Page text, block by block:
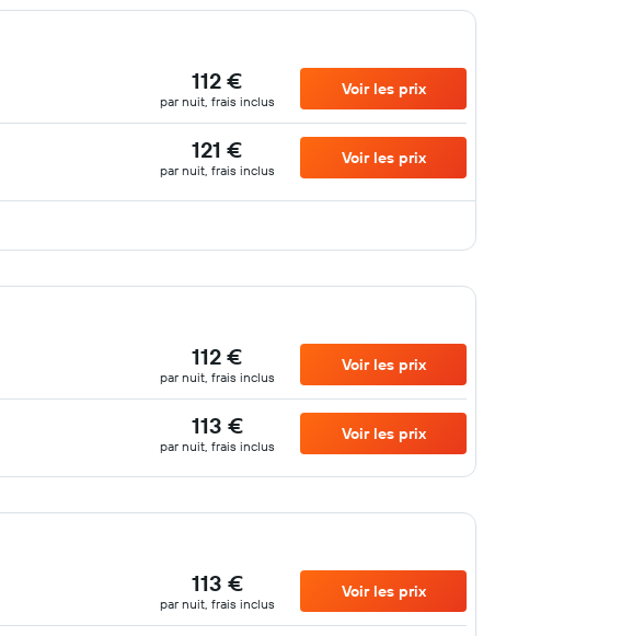
112 €
par nuit, frais inclus
Voir les prix
121 €
par nuit, frais inclus
Voir les prix
112 €
par nuit, frais inclus
Voir les prix
113 €
par nuit, frais inclus
Voir les prix
113 €
par nuit, frais inclus
Voir les prix